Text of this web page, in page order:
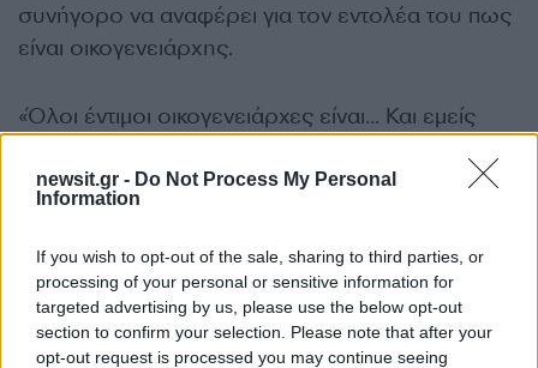
newsit.gr - Do Not Process My Personal
Information
If you wish to opt-out of the sale, sharing to third parties, or
processing of your personal or sensitive information for
targeted advertising by us, please use the below opt-out
section to confirm your selection. Please note that after your
opt-out request is processed you may continue seeing
συνήγορο να αναφέρει για τον εντολέα του πως
είναι οικογενειάρχης.
«Όλοι έντιμοι οικογενειάρχες είναι… Και εμείς
έξι χρόνια …Θα το πάθω το εγκεφαλικό
σήμερα.Εχετε καταλάβει τι δικάσατε;» είπε μια
γυναίκα.
Ελαφρυντικά